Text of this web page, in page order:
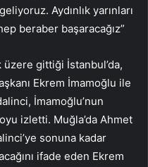
Aydınlık yarınları
beraber başaracağız”
üzere gittiği İstanbul’da,
Ekrem İmamoğlu ile
İmamoğlu’nun
izletti. Muğla’da Ahmet
sonuna kadar
ifade eden Ekrem